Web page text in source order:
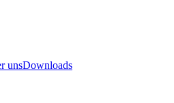
unsDownloads